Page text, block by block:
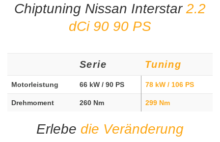
Chiptuning Nissan Interstar2.2
dCi 90 90 PS
Serie Tuning
Motorleistung 66 kW / 90 PS 78 kW / 106 PS
Drehmoment 260 Nm 299 Nm
Erlebe die Veränderung